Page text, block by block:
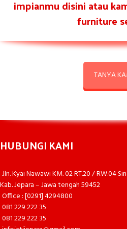
impianmu disini atau
furniture
TANYA
HUBUNGI KAMI
Jln. Kyai Nawawi KM. 02 RT.20 / RW.04
Kab. Jepara – Jawa tengah 59452
Office : [0291] 4294800
081 229 222 35
081 229 222 35